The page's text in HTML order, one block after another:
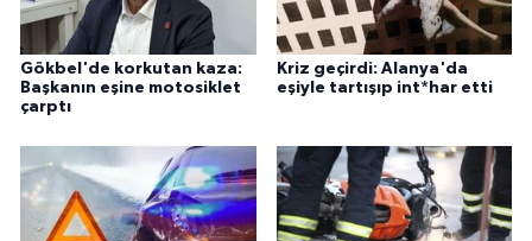
Gökbel'de korkutan kaza:
Başkanın eşine motosiklet
çarptı
Kriz geçirdi: Alanya'da
eşiyle tartışıp int*har etti